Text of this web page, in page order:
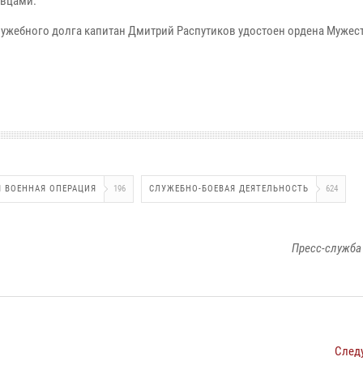
долга капитан Дмитрий Распутиков удостоен ордена
ВОЕННАЯ ОПЕРАЦИЯ 196 СЛУЖЕБНО-БОЕВАЯ ДЕЯТЕЛЬНОСТЬ 624
Пресс-служба